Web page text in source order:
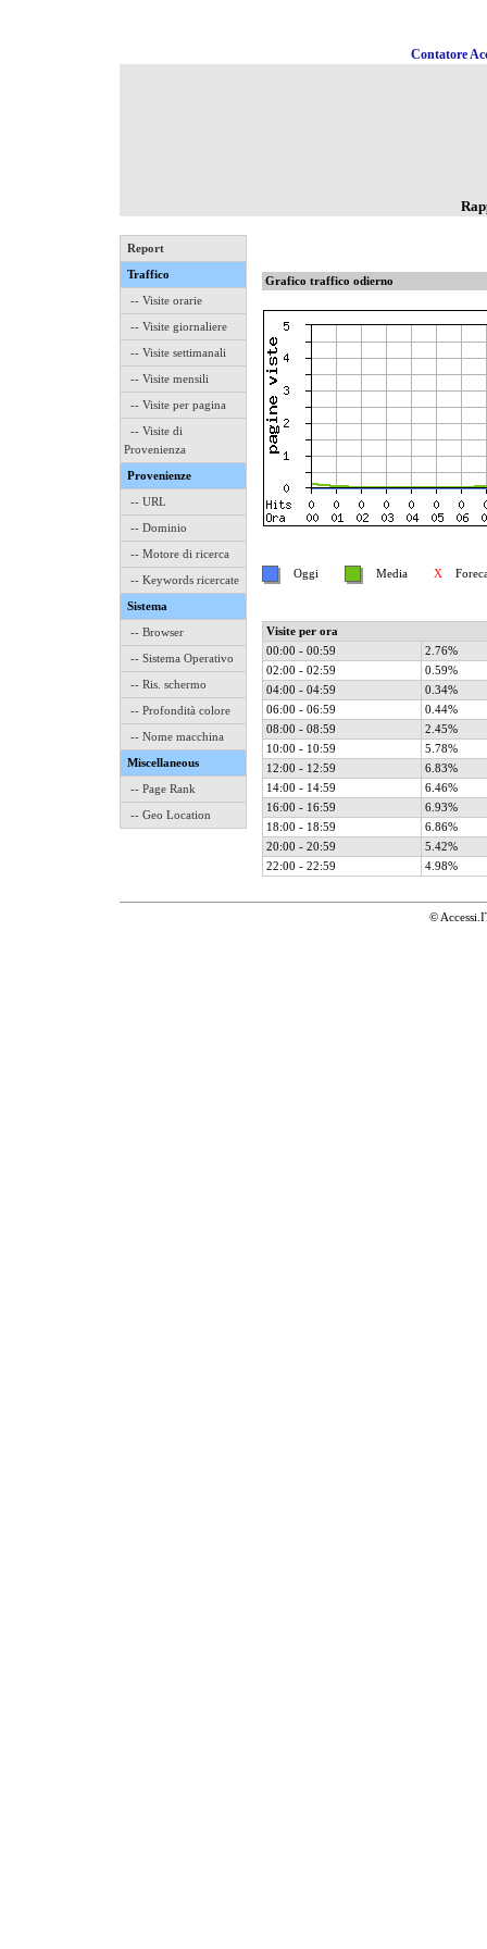
Contatore
Report
Traffico
-- Visite orarie
-- Visite giornaliere
-- Visite settimanali
-- Visite mensili
-- Visite per pagina
-- Visite di
Provenienza
Provenienze
-- URL
-- Dominio
-- Motore di ricerca
-- Keywords ricercate
Sistema
-- Browser
-- Sistema Operativo
-- Ris. schermo
-- Profondità colore
-- Nome macchina
Miscellaneous
-- Page Rank
-- Geo Location
Grafico traffico odierno
Oggi Media X
Visite per ora
00:00 - 00:59
2.76%
02:00 - 02:59
0.59%
04:00 - 04:59
0.34%
06:00 - 06:59
0.44%
08:00 - 08:59
2.45%
10:00 - 10:59
5.78%
12:00 - 12:59
6.83%
14:00 - 14:59
6.46%
16:00 - 16:59
6.93%
18:00 - 18:59
6.86%
20:00 - 20:59
5.42%
22:00 - 22:59
4.98%
©